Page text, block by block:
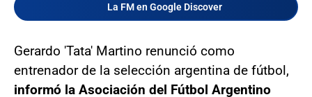
La FM en Google Discover
Gerardo 'Tata' Martino renunció como
entrenador de la selección argentina de fútbol,
informó la Asociación del Fútbol Argentino